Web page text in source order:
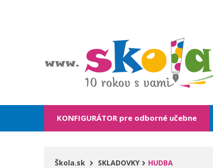
KONFIGURÁTOR pre odborné učebne
Škola.sk SKLADOVKY HUDBA